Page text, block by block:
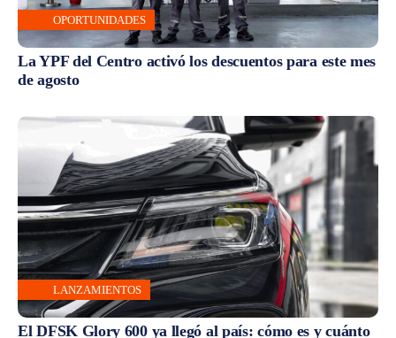
OPORTUNIDADES
La YPF del Centro activó los descuentos para este mes
de agosto
LANZAMIENTOS
El DFSK Glory 600 ya llegó al país: cómo es y cuánto